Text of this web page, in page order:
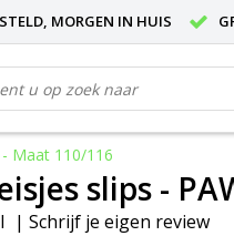
MORGEN IN HUIS
Maat 110/116
slips -
| Schrijf je eigen review